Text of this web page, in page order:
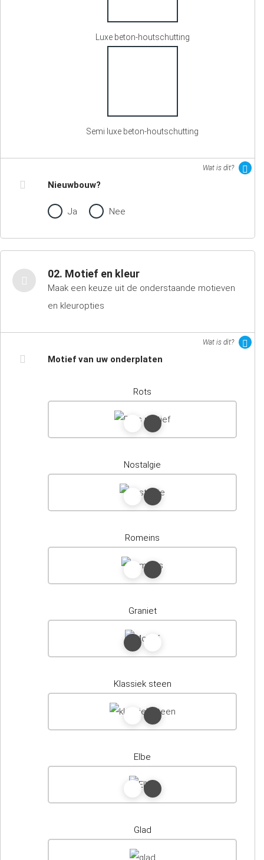
Luxe beton-houtschutting
Semi luxe beton-houtschutting
Wat is dit?
Nieuwbouw?
Ja Nee
02. Motief en kleur
Maak een keuze uit de onderstaande motieven
en kleuropties
Wat is dit?
Motief van uw onderplaten
Rots
Nostalgie
Romeins
Graniet
Klassiek steen
Elbe
Glad